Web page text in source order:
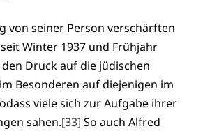
von seiner Person verschärften
Winter 1937 und Frühjahr
Druck auf die jüdischen
Besonderen auf diejenigen im
viele sich zur Aufgabe ihrer
sahen.[33] So auch Alfred